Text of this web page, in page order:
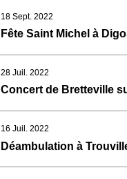
18 Sept. 2022
Fête Saint Michel à
28 Juil. 2022
Concert de Bretteville
16 Juil. 2022
Déambulation à